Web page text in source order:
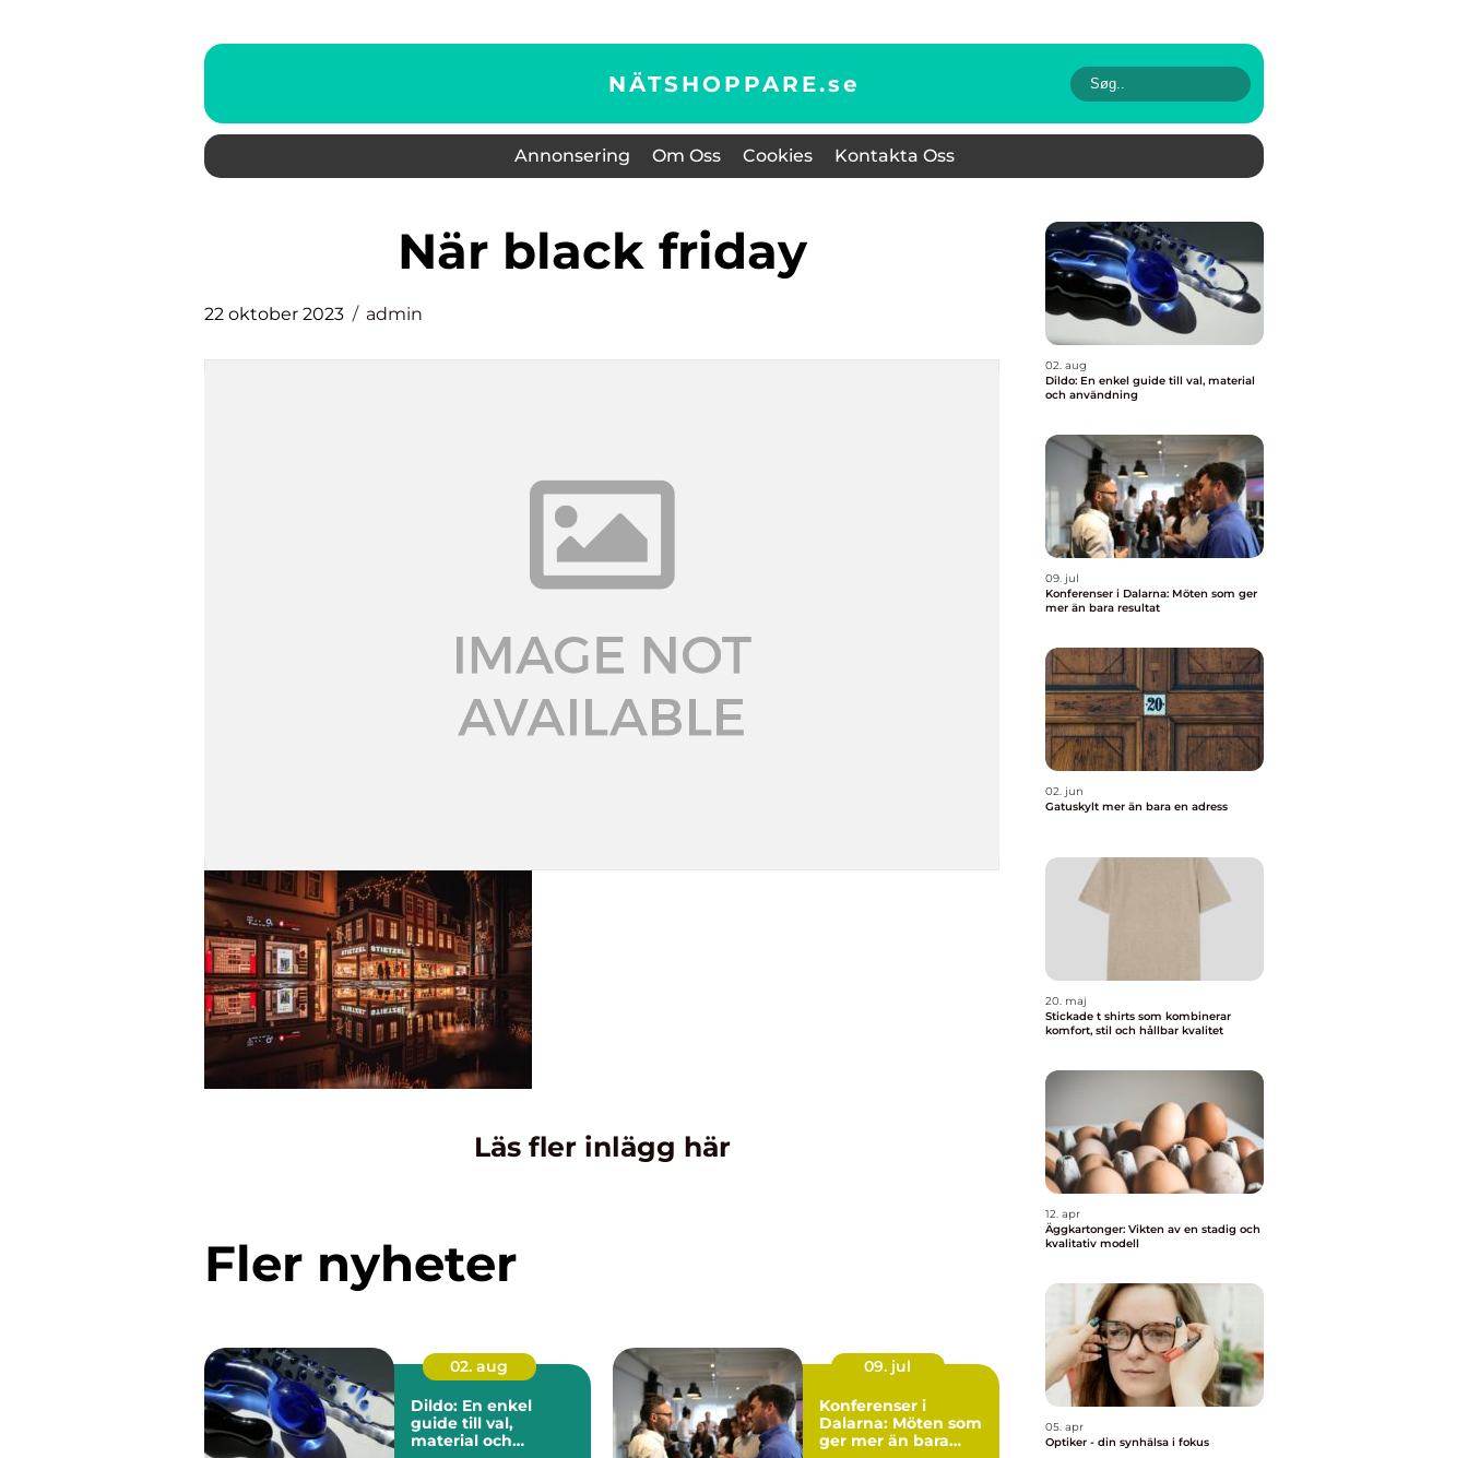
NÄTSHOPPARE.se
Annonsering Om Oss Cookies Kontakta Oss
när black friday
22 oktober 2023 admin
Läs fler inlägg här
Fler nyheter
02. aug
Dildo: En enkel
guide till val,
material och
09. jul
Konferenser i
Dalarna: Möten som
ger mer än bara
02. aug
Dildo: En enkel guide till val, material
och användning
09. jul
Konferenser i Dalarna: Möten som ger
mer än bara resultat
02. jun
Gatuskylt mer än bara en adress
20. maj
Stickade t shirts som kombinerar
komfort, stil och hållbar kvalitet
12. apr
Äggkartonger: Vikten av en stadig och
kvalitativ modell
05. apr
Optiker - din synhälsa i fokus